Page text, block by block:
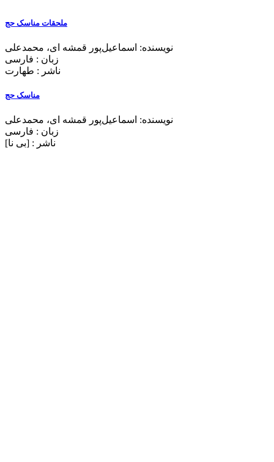
ملحقات مناسک حج
نویسنده: اسماعیل‌پور قمشه ای، محمدعلی
زبان : فارسی
ناشر : طهارت
مناسک حج
نویسنده: اسماعیل‌پور قمشه ای، محمدعلی
زبان : فارسی
ناشر : [بی‌ نا]